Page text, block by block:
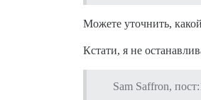
Можете уточнить,
Кстати, я не
Sam Saffron,